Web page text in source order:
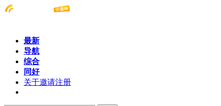
最新
导航
综合
同好
关于邀请注册